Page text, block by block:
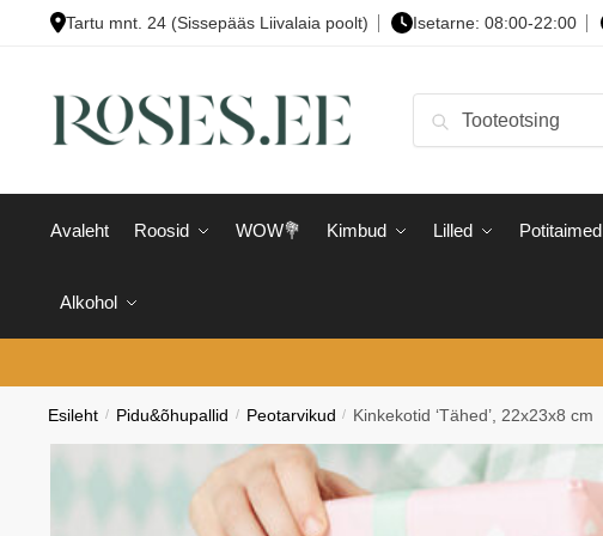
Tartu mnt. 24 (Sissepääs Liivalaia poolt) Isetarne: 08:00-22:00
Otsi
Avaleht Roosid WOW💐 Kimbud Lilled Potitaimed
Alkohol
Esileht / Pidu&õhupallid / Peotarvikud / Kinkekotid ‘Tähed’, 22x23x8 cm